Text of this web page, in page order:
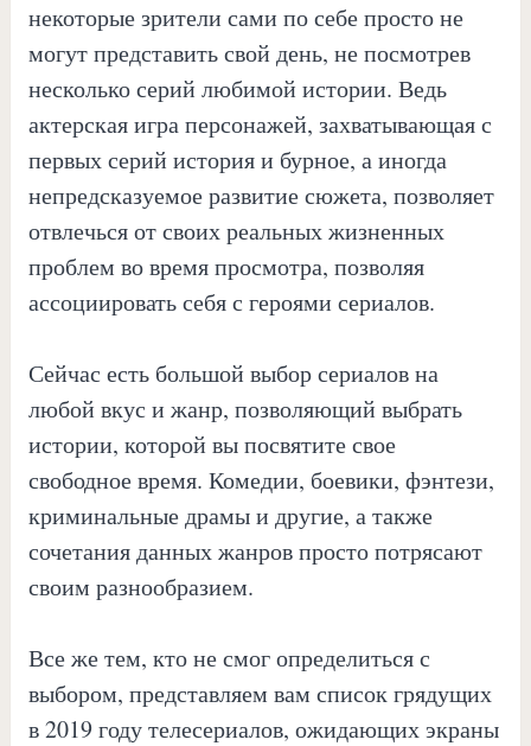
некоторые зрители сами по себе просто не
могут представить свой день, не посмотрев
несколько серий любимой истории. Ведь
актерская игра персонажей, захватывающая с
первых серий история и бурное, а иногда
непредсказуемое развитие сюжета, позволяет
отвлечься от своих реальных жизненных
проблем во время просмотра, позволяя
ассоциировать себя с героями сериалов.
Сейчас есть большой выбор сериалов на
любой вкус и жанр, позволяющий выбрать
истории, которой вы посвятите свое
свободное время. Комедии, боевики, фэнтези,
криминальные драмы и другие, а также
сочетания данных жанров просто потрясают
своим разнообразием.
Все же тем, кто не смог определиться с
выбором, представляем вам список грядущих
в 2019 году телесериалов, ожидающих экраны